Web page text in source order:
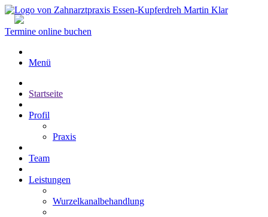
Termine online buchen
Menü
Startseite
Profil
Praxis
Team
Leistungen
Wurzelkanalbehandlung